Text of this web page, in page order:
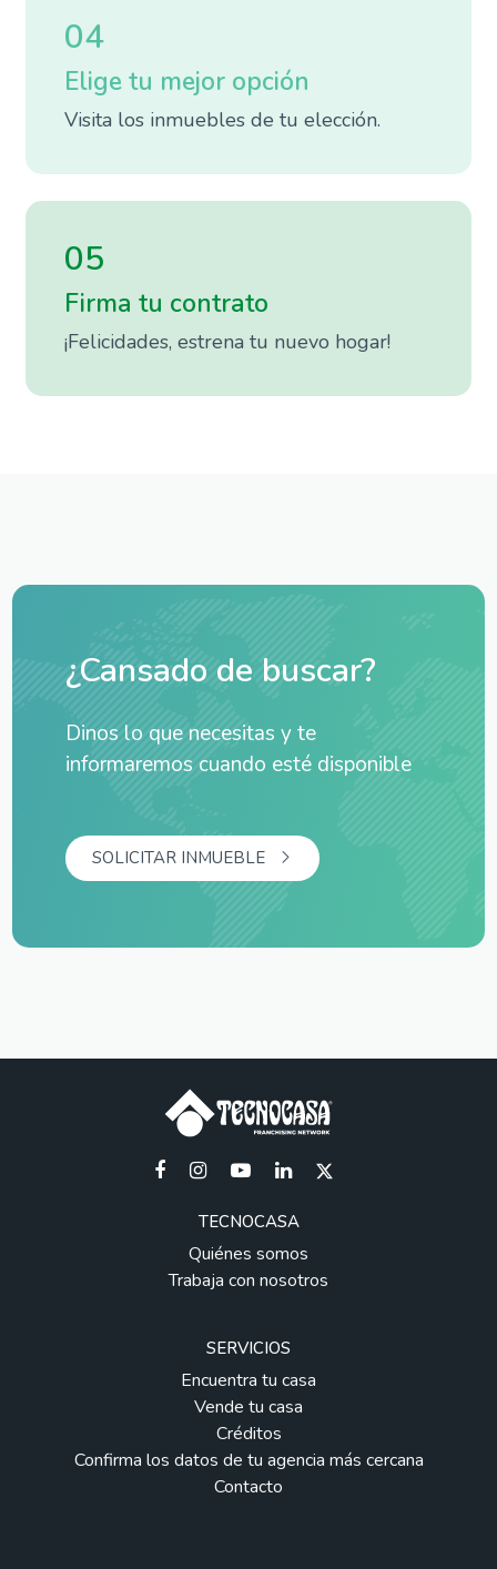
04
Elige tu mejor opción
Visita los inmuebles de tu elección.
05
Firma tu contrato
¡Felicidades, estrena tu nuevo hogar!
¿Cansado de buscar?
Dinos lo que necesitas y te
informaremos cuando esté disponible
SOLICITAR INMUEBLE
TECNOCASA
Quiénes somos
Trabaja con nosotros
SERVICIOS
Encuentra tu casa
Vende tu casa
Créditos
Confirma los datos de tu agencia más cercana
Contacto